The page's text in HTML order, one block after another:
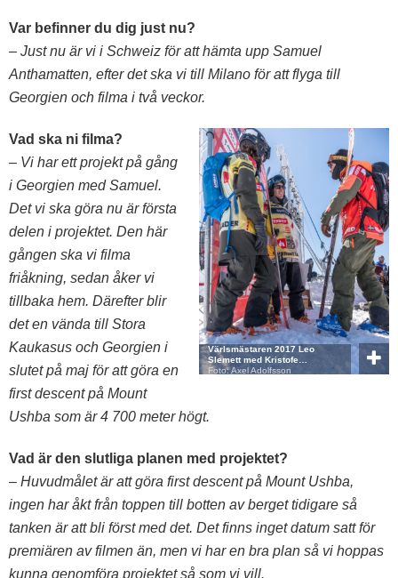
Var befinner du dig just nu?
– Just nu är vi i Schweiz för att hämta upp Samuel
Anthamatten, efter det ska vi till Milano för att flyga till
Georgien och filma i två veckor.
Värlsmästaren 2017 Leo
Slemett med Kristofe…
Foto: Axel Adolfsson
Vad ska ni filma?
– Vi har ett projekt på gång
i Georgien med Samuel.
Det vi ska göra nu är första
delen i projektet. Den här
gången ska vi filma
friåkning, sedan åker vi
tillbaka hem. Därefter blir
det en vända till Stora
Kaukasus och Georgien i
slutet på maj för att göra en
first descent på Mount
Ushba som är 4 700 meter högt.
Vad är den slutliga planen med projektet?
– Huvudmålet är att göra first descent på Mount Ushba,
ingen har åkt från toppen till botten av berget tidigare så
tanken är att bli först med det. Det finns inget datum satt för
premiären av filmen än, men vi har en bra plan så vi hoppas
kunna genomföra projektet så som vi vill.